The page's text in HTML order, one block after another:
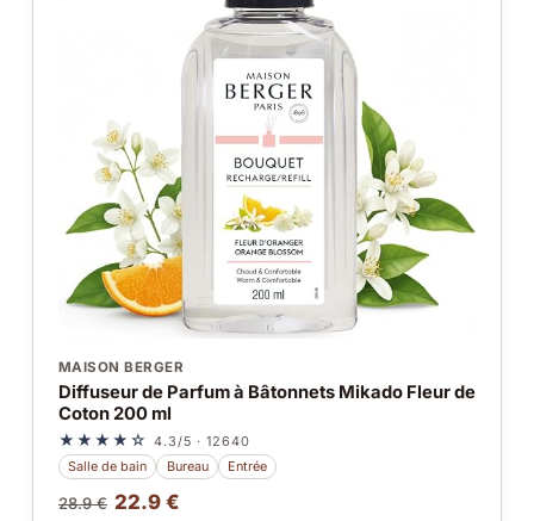
MAISON BERGER
Diffuseur de Parfum à Bâtonnets Mikado Fleur de
Coton 200 ml
★★★★☆ 4.3/5 · 12640
Salle de bain
Bureau Entrée
28.9 € 22.9 €